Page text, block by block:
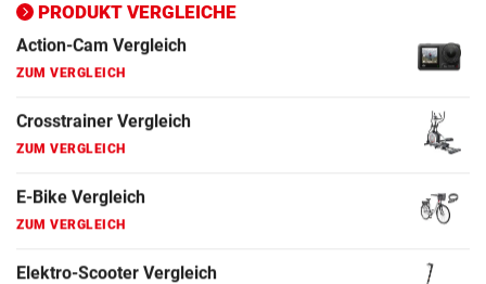
PRODUKT VERGLEICHE
Elektro-Scooter Vergleich
ZUM VERGLEICH
Ergometer Vergleich
ZUM VERGLEICH
Fahrrad Test
ZUM VERGLEICH
Fahrradanhänger Vergleich